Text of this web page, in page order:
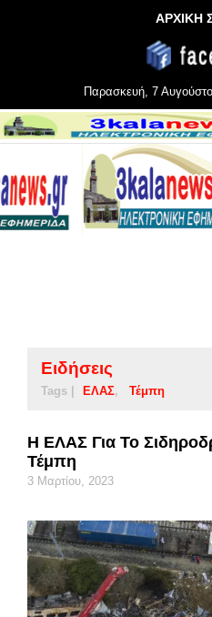
ΑΡΧΙΚΗ
Παρασκευή, 7
Ειδήσεις
Tags | ΕΛΑΣ Τέμπη
Η ΕΛΑΣ Για Το
Τέμπη
3 Μαρτίου, 2023